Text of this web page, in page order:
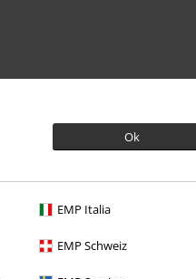
Ok
EMP Italia
EMP Schweiz